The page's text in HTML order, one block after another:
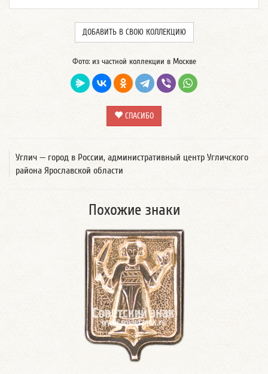
ДОБАВИТЬ В СВОЮ КОЛЛЕКЦИЮ
Фото: из частной коллекции в Москве
СПАСИБО
Углич — город в России, административный центр Угличского
района Ярославской области
Похожие знаки